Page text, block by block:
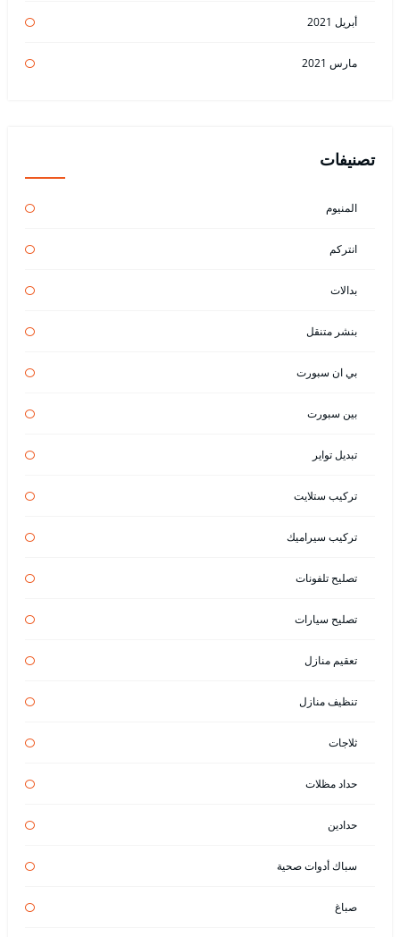
أبريل 2021
مارس 2021
تصنيفات
المنيوم
انتركم
بدالات
بنشر متنقل
بي ان سبورت
بين سبورت
تبديل تواير
تركيب ستلايت
تركيب سيراميك
تصليح تلفونات
تصليح سيارات
تعقيم منازل
تنظيف منازل
ثلاجات
حداد مظلات
حدادين
سباك أدوات صحية
صباغ